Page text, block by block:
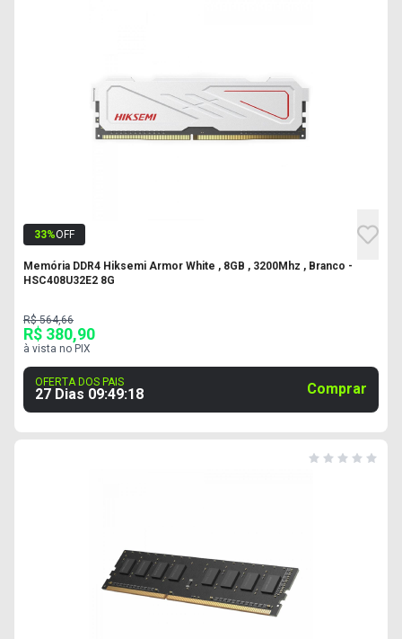
33%OFF
Memória DDR4 Hiksemi Armor White , 8GB , 3200Mhz , Branco -
HSC408U32E2 8G
R$ 564,66
R$ 380,90
à vista no PIX
OFERTA DOS PAIS
27 Dias 09:49:17 Comprar